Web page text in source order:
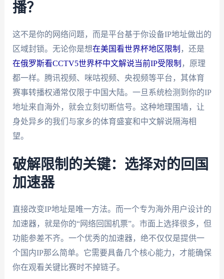
播？
这不是你的网络问题，而是平台基于你设备IP地址做出的
区域封锁。无论你是想在美国看世界杯地区限制 ，还是
在俄罗斯看CCTV5世界杯中文解说当前IP受限制 ，原理
都一样。腾讯视频、咪咕视频、央视频等平台，其体育
赛事转播权通常仅限于中国大陆。一旦系统检测到你的IP
地址来自海外，就会立刻切断信号。这种地理围墙，让
身处异乡的我们与家乡的体育盛宴和中文解说隔海相
望。
破解限制的关键：选择对的回国
加速器
直接改变IP地址是唯一方法。而一个专为海外用户设计的
加速器，就是你的“网络回国机票”。市面上选择很多，但
功能参差不齐。一个优秀的加速器，绝不仅仅是提供一
个国内IP那么简单。它需要具备几个核心能力，才能确保
你在观看关键比赛时不掉链子。